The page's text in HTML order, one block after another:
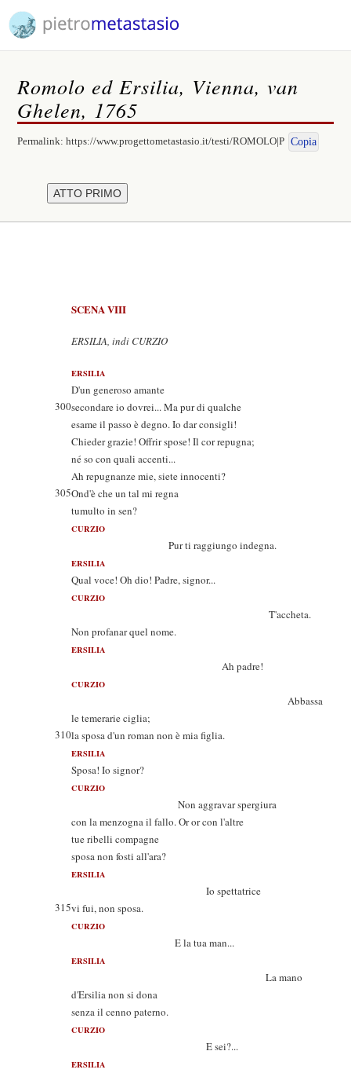
Romolo ed Ersilia, Vienna, van
Ghelen, 1765
Permalink:https://www.progettometastasio.it/testi/ROMOLO|P Copia
SCENA VIII
ERSILIA, indi CURZIO
ERSILIA
D'un generoso amante
300secondare io dovrei... Ma pur di qualche
esame il passo è degno. Io dar consigli!
Chieder grazie! Offrir spose! Il cor repugna;
né so con quali accenti...
Ah repugnanze mie, siete innocenti?
305Ond'è che un tal mi regna
tumulto in sen?
CURZIO
Pur ti raggiungo indegna.
ERSILIA
Qual voce! Oh dio! Padre, signor...
CURZIO
T'accheta.
Non profanar quel nome.
ERSILIA
Ah padre!
CURZIO
Abbassa
le temerarie ciglia;
310la sposa d'un roman non è mia figlia.
ERSILIA
Sposa! Io signor?
CURZIO
Non aggravar spergiura
con la menzogna il fallo. Or or con l'altre
tue ribelli compagne
sposa non fosti all'ara?
ERSILIA
Io spettatrice
315vi fui, non sposa.
CURZIO
E la tua man...
ERSILIA
La mano
d'Ersilia non si dona
senza il cenno paterno.
CURZIO
E sei?...
ERSILIA